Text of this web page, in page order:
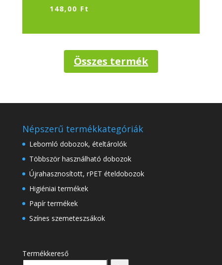
148,00 Ft
Összes termék
Népszerű termékkategóriák
Lebomló dobozok, ételtárolók
Többször használható dobozok
Újrahasznosított, rPET ételdobozok
Higiéniai termékek
Papír termékek
Színes szemeteszsákok
Termékkereső